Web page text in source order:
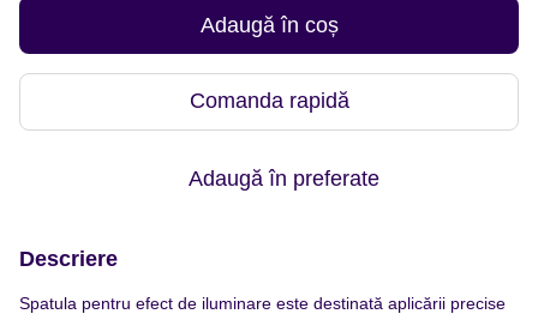
Adaugă în coș
Comanda rapidă
Adaugă în preferate
Descriere
Spatula pentru efect de iluminare este destinată aplicării precise